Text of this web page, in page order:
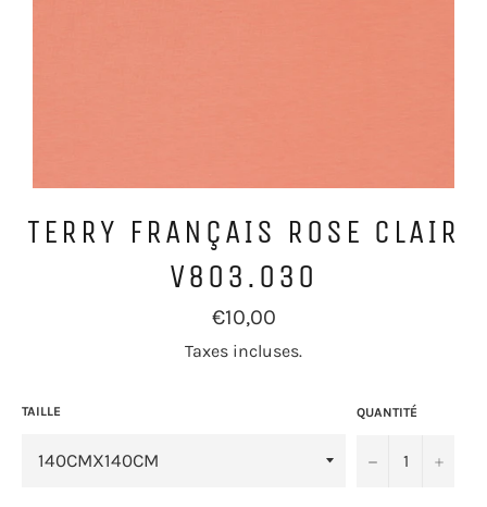
TERRY FRANÇAIS ROSE CLAIR
V803.030
Prix
régulier
€10,00
Taxes incluses.
TAILLE QUANTITÉ
− +